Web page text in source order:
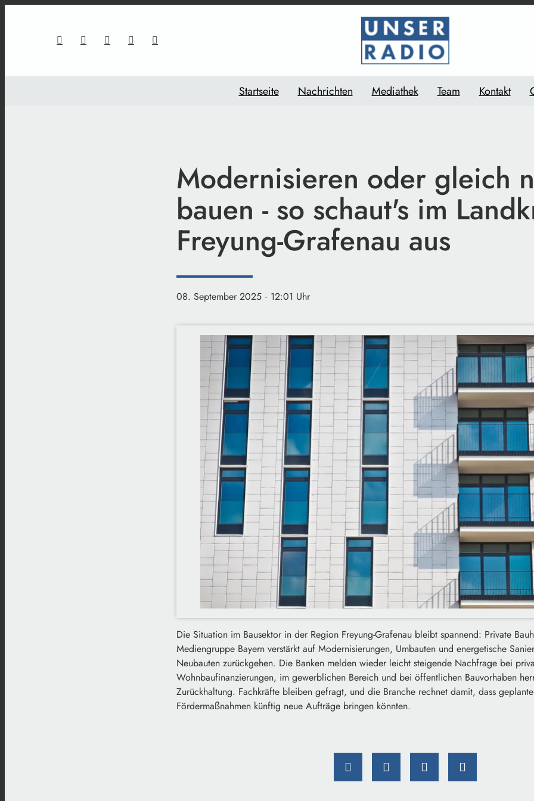
Startseite Nachrichten Mediathek Team Kontakt
Modernisieren oder gleich
bauen - so schaut's im
Freyung-Grafenau aus
08. September 2025 · 12:01 Uhr
Die Situation im Bausektor in der Region Freyung-Grafenau bleibt spannend: Private
Mediengruppe Bayern verstärkt auf Modernisierungen, Umbauten und energetische
Neubauten zurückgehen. Die Banken melden wieder leicht steigende Nachfrage bei
Wohnbaufinanzierungen, im gewerblichen Bereich und bei öffentlichen Bauvorhaben
Zurückhaltung. Fachkräfte bleiben gefragt, und die Branche rechnet damit, dass
Fördermaßnahmen künftig neue Aufträge bringen könnten.